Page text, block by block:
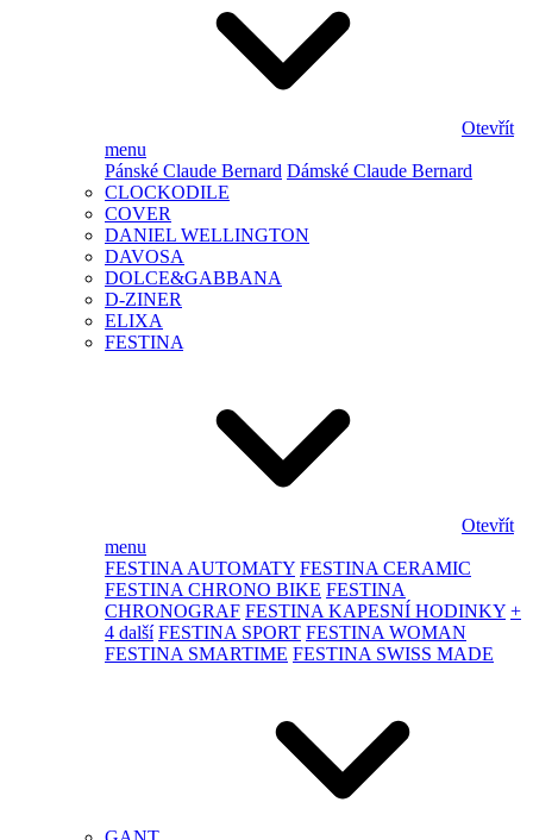
Otevřít
menu
Pánské Claude Bernard Dámské Claude Bernard
CLOCKODILE
COVER
DANIEL WELLINGTON
DAVOSA
DOLCE&GABBANA
D-ZINER
ELIXA
FESTINA
Otevřít
menu
FESTINA AUTOMATY FESTINA CERAMIC
FESTINA CHRONO BIKE FESTINA
CHRONOGRAF FESTINA KAPESNÍ HODINKY +
4 další FESTINA SPORT FESTINA WOMAN
FESTINA SMARTIME FESTINA SWISS MADE